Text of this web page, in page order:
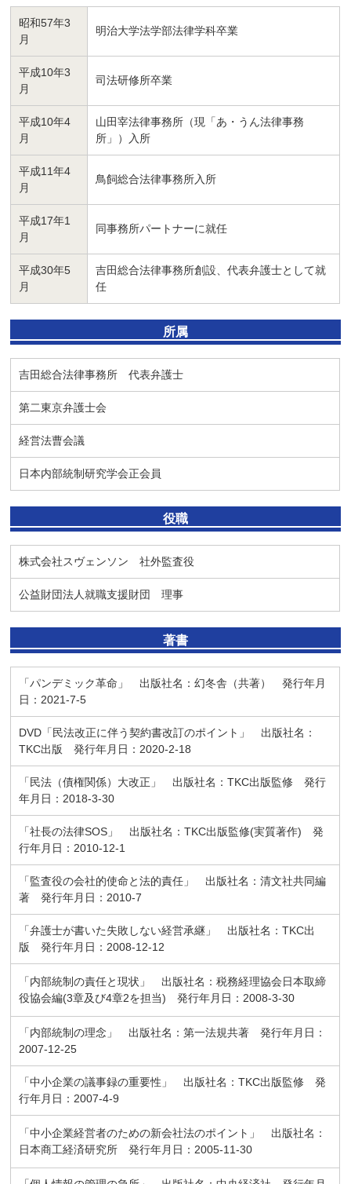
昭和57年3
月
明治大学法学部法律学科卒業
平成10年3
月
司法研修所卒業
平成10年4
月
山田宰法律事務所（現「あ・うん法律事務
所」）入所
平成11年4
月
鳥飼総合法律事務所入所
平成17年1
月
同事務所パートナーに就任
平成30年5
月
吉田総合法律事務所創設、代表弁護士として就
任
所属
吉田総合法律事務所 代表弁護士
第二東京弁護士会
経営法曹会議
日本内部統制研究学会正会員
役職
株式会社スヴェンソン 社外監査役
公益財団法人就職支援財団 理事
著書
「パンデミック革命」 出版社名：幻冬舎（共著） 発行年月
日：2021-7-5
DVD「民法改正に伴う契約書改訂のポイント」 出版社名：
TKC出版 発行年月日：2020-2-18
「民法（債権関係）大改正」 出版社名：TKC出版監修 発行
年月日：2018-3-30
「社長の法律SOS」 出版社名：TKC出版監修(実質著作) 発
行年月日：2010-12-1
「監査役の会社的使命と法的責任」 出版社名：清文社共同編
著 発行年月日：2010-7
「弁護士が書いた失敗しない経営承継」 出版社名：TKC出
版 発行年月日：2008-12-12
「内部統制の責任と現状」 出版社名：税務経理協会日本取締
役協会編(3章及び4章2を担当) 発行年月日：2008-3-30
「内部統制の理念」 出版社名：第一法規共著 発行年月日：
2007-12-25
「中小企業の議事録の重要性」 出版社名：TKC出版監修 発
行年月日：2007-4-9
「中小企業経営者のための新会社法のポイント」 出版社名：
日本商工経済研究所 発行年月日：2005-11-30